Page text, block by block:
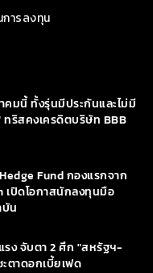
ารลงทุน
คมนี้ ทั้งรุ่นมีประกันและไม่มี
ทริสคงเครดิตบริษัท BBB
Fund กองแรกจาก
เปิดโอกาสนักลงทุนมือ
น
รง จับตา 2 ศึก "สหรัฐฯ-
ตาดอกเบี้ยเฟด